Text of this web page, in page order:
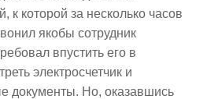
к которой за несколько часов
якобы сотрудник
впустить его в
электросчетчик и
документы. Но, оказавшись